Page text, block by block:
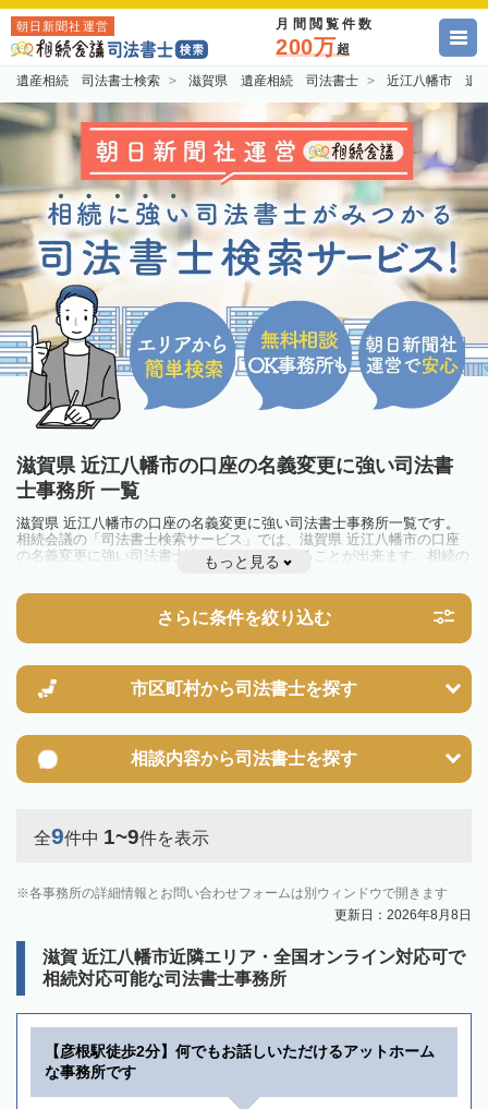
朝日新聞社運営 月間閲覧件数
200万超
遺産相続 司法書士検索 滋賀県 遺産相続 司法書士 近江八幡市 遺
滋賀県 近江八幡市の口座の名義変更に強い司法書
士事務所 一覧
滋賀県 近江八幡市の口座の名義変更に強い司法書士事務所一覧です。
相続会議の「司法書士検索サービス」では、滋賀県 近江八幡市の口座
の名義変更に強い司法書士事務所を一覧で見ることが出来ます。相続の
トラブルやお悩みを抱えている方は一度近隣の司法書士に相談してみま
もっと見る
さらに条件を絞り込む
市区町村から司法書士を探す
相談内容から司法書士を探す
全9件中 1~9件を表示
各事務所の詳細情報とお問い合わせフォームは別ウィンドウで開きます
更新日：2026年8月8日
滋賀 近江八幡市近隣エリア・全国オンライン対応可で
相続対応可能な司法書士事務所
【彦根駅徒歩2分】何でもお話しいただけるアットホーム
な事務所です